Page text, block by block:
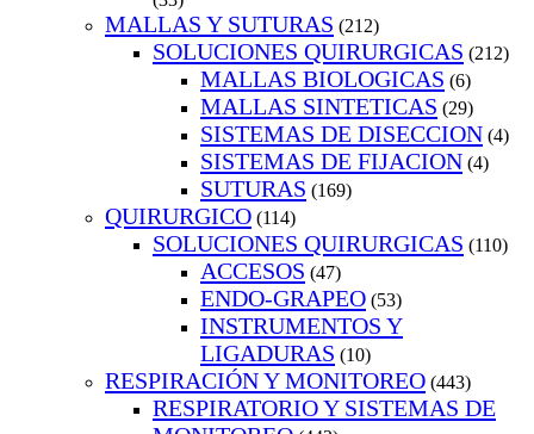
MALLAS Y SUTURAS (212)
SOLUCIONES QUIRURGICAS (212)
MALLAS BIOLOGICAS (6)
MALLAS SINTETICAS (29)
SISTEMAS DE DISECCION (4)
SISTEMAS DE FIJACION (4)
SUTURAS (169)
QUIRURGICO (114)
SOLUCIONES QUIRURGICAS (110)
ACCESOS (47)
ENDO-GRAPEO (53)
INSTRUMENTOS Y
LIGADURAS (10)
RESPIRACIÓN Y MONITOREO (443)
RESPIRATORIO Y SISTEMAS DE